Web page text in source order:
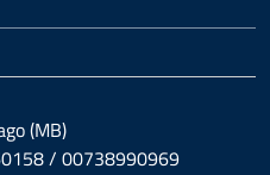
(MB)
/ 00738990969